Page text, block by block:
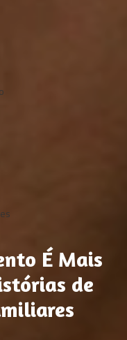
É Mais
de